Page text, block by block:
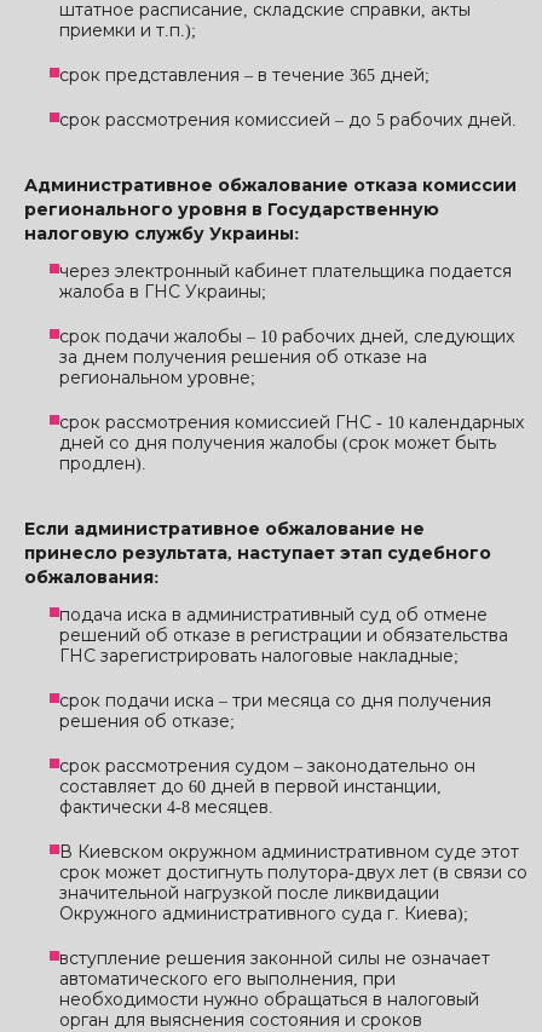
штатное расписание, складские справки, акты
приемки и т.п.);
срок представления – в течение 365 дней;
срок рассмотрения комиссией – до 5 рабочих дней.
Административное обжалование отказа комиссии
регионального уровня в Государственную
налоговую службу Украины:
через электронный кабинет плательщика подается
жалоба в ГНС Украины;
срок подачи жалобы – 10 рабочих дней, следующих
за днем ​​получения решения об отказе на
региональном уровне;
срок рассмотрения комиссией ГНС - 10 календарных
дней со дня получения жалобы (срок может быть
продлен).
Если административное обжалование не
принесло результата, наступает этап судебного
обжалования:
подача иска в административный суд об отмене
решений об отказе в регистрации и обязательства
ГНС ​​зарегистрировать налоговые накладные;
срок подачи иска – три месяца со дня получения
решения об отказе;
срок рассмотрения судом – законодательно он
составляет до 60 дней в первой инстанции,
фактически 4-8 месяцев.
В Киевском окружном административном суде этот
срок может достигнуть полутора-двух лет (в связи со
значительной нагрузкой после ликвидации
Окружного административного суда г. Киева);
вступление решения законной силы не означает
автоматического его выполнения, при
необходимости нужно обращаться в налоговый
орган для выяснения состояния и сроков